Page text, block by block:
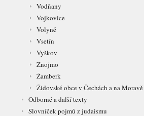
Vodňany
Vojkovice
Volyně
Vsetín
Vyškov
Znojmo
Žamberk
Židovské obce v Čechách a na Moravě
Odborné a další texty
Slovníček pojmů z judaismu